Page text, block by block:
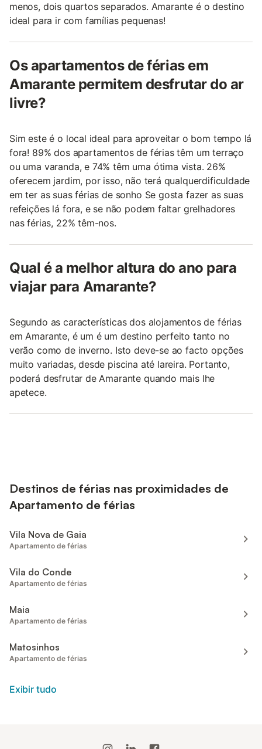
menos, dois quartos separados. Amarante é o destino
ideal para ir com famílias pequenas!
Os apartamentos de férias em
Amarante permitem desfrutar do ar
livre?
Sim este é o local ideal para aproveitar o bom tempo lá
fora! 89% dos apartamentos de férias têm um terraço
ou uma varanda, e 74% têm uma ótima vista. 26%
oferecem jardim, por isso, não terá qualquerdificuldade
em ter as suas férias de sonho Se gosta fazer as suas
refeições lá fora, e se não podem faltar grelhadores
nas férias, 22% têm-nos.
Qual é a melhor altura do ano para
viajar para Amarante?
Segundo as características dos alojamentos de férias
em Amarante, é um é um destino perfeito tanto no
verão como de inverno. Isto deve-se ao facto opções
muito variadas, desde piscina até lareira. Portanto,
poderá desfrutar de Amarante quando mais lhe
apetece.
Destinos de férias nas proximidades de
Apartamento de férias
Vila Nova de Gaia
Apartamento de férias
Vila do Conde
Apartamento de férias
Maia
Apartamento de férias
Matosinhos
Apartamento de férias
Exibir tudo